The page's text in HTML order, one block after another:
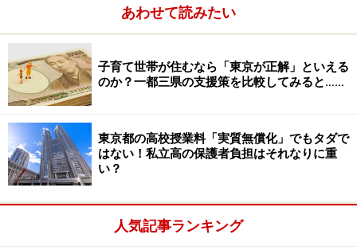
●公立学校に通う生徒
年額11万8800円（公立高校授業料相当額）助成で授業料
負担は実質0円
※保護者の年収が約910万円以上は対象外
あわせて読みたい
子育て世帯が住むなら「東京が正解」といえる
のか？一都三県の支援策を比較してみると……
東京都の高校授業料「実質無償化」でもタダで
はない！私立高の保護者負担はそれなりに重
い？
人気記事ランキング